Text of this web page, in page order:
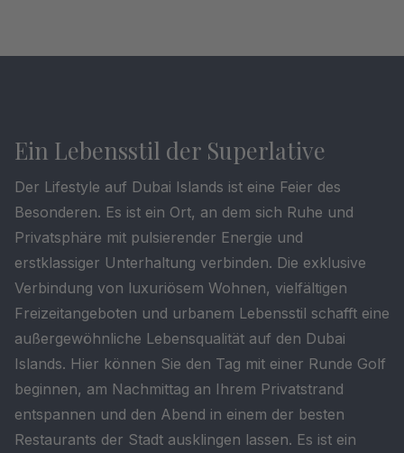
Ein Lebensstil der Superlative
Der Lifestyle auf Dubai Islands ist eine Feier des
Besonderen. Es ist ein Ort, an dem sich Ruhe und
Privatsphäre mit pulsierender Energie und
erstklassiger Unterhaltung verbinden. Die exklusive
Verbindung von luxuriösem Wohnen, vielfältigen
Freizeitangeboten und urbanem Lebensstil schafft eine
außergewöhnliche Lebensqualität auf den Dubai
Islands. Hier können Sie den Tag mit einer Runde Golf
beginnen, am Nachmittag an Ihrem Privatstrand
entspannen und den Abend in einem der besten
Restaurants der Stadt ausklingen lassen. Es ist ein